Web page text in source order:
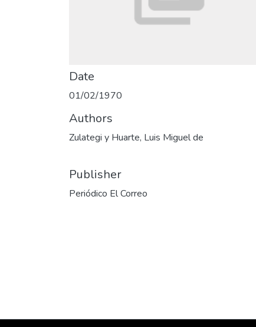
Date
01/02/1970
Authors
Zulategi y Huarte, Luis Miguel de
Publisher
Periódico El Correo